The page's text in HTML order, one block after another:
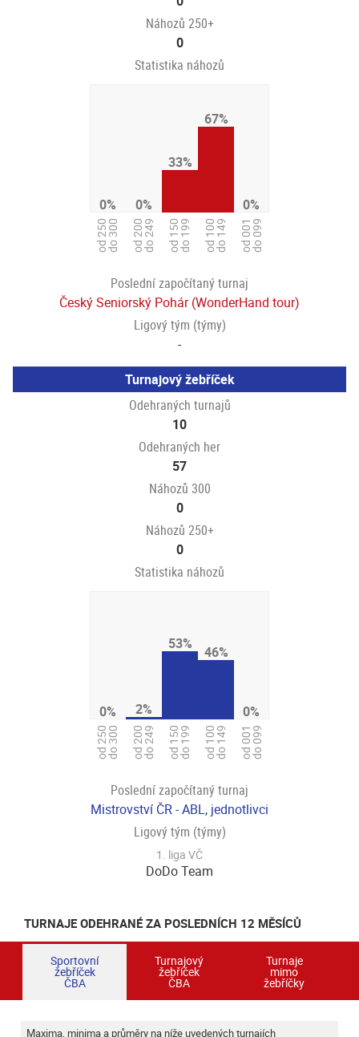
Náhozů 250+
0
Statistika náhozů
0%
od 250do 300
0%
od 200do 249
33%
od 150do 199
67%
od 100do 149
0%
od 001do 099
Poslední započítaný turnaj
Český Seniorský Pohár (WonderHand tour)
Ligový tým (týmy)
-
Turnajový žebříček
Odehraných turnajů
10
Odehraných her
57
Náhozů 300
0
Náhozů 250+
0
Statistika náhozů
0%
od 250do 300
2%
od 200do 249
53%
od 150do 199
46%
od 100do 149
0%
od 001do 099
Poslední započítaný turnaj
Mistrovství ČR - ABL, jednotlivci
Ligový tým (týmy)
1. liga VČ
DoDo Team
TURNAJE ODEHRANÉ ZA POSLEDNÍCH 12 MĚSÍCŮ
Sportovní
žebříček
ČBA
Turnajový
žebříček
ČBA
Turnaje
mimo
žebříčky
Maxima, minima a průměry na níže uvedených turnajích